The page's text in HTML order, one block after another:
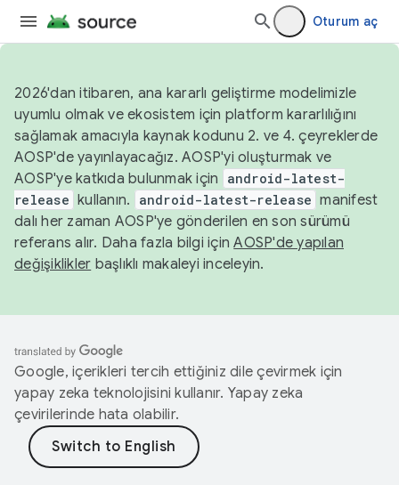
Oturum aç
2026'dan itibaren, ana kararlı geliştirme modelimizle
uyumlu olmak ve ekosistem için platform kararlılığını
sağlamak amacıyla kaynak kodunu 2. ve 4. çeyreklerde
AOSP'de yayınlayacağız. AOSP'yi oluşturmak ve
AOSP'ye katkıda bulunmak için
android-latest-
release kullanın. android-latest-release manifest
dalı her zaman AOSP'ye gönderilen en son sürümü
referans alır. Daha fazla bilgi içinAOSP'de yapılan
değişiklikler başlıklı makaleyi inceleyin.
Google, içerikleri tercih ettiğiniz dile çevirmek için
yapay zeka teknolojisini kullanır. Yapay zeka
çevirilerinde hata olabilir.